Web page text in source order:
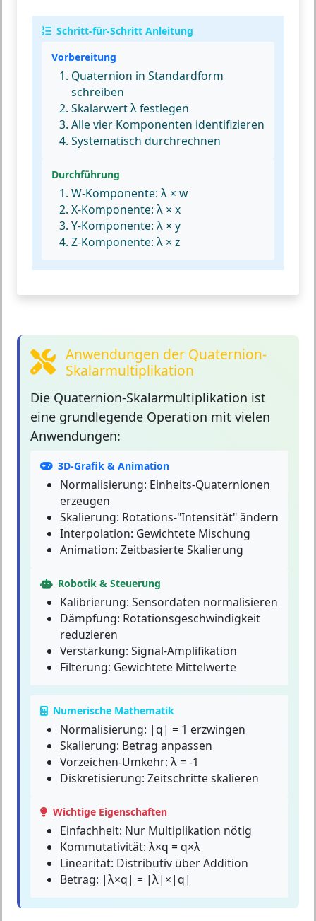
Schritt-für-Schritt Anleitung
Vorbereitung
Quaternion in Standardform
schreiben
Skalarwert λ festlegen
Alle vier Komponenten identifizieren
Systematisch durchrechnen
Durchführung
W-Komponente: λ × w
X-Komponente: λ × x
Y-Komponente: λ × y
Z-Komponente: λ × z
Anwendungen der Quaternion-
Skalarmultiplikation
Die Quaternion-Skalarmultiplikation ist
eine grundlegende Operation mit vielen
Anwendungen:
3D-Grafik & Animation
Normalisierung: Einheits-Quaternionen
erzeugen
Skalierung: Rotations-"Intensität" ändern
Interpolation: Gewichtete Mischung
Animation: Zeitbasierte Skalierung
Robotik & Steuerung
Kalibrierung: Sensordaten normalisieren
Dämpfung: Rotationsgeschwindigkeit
reduzieren
Verstärkung: Signal-Amplifikation
Filterung: Gewichtete Mittelwerte
Numerische Mathematik
Normalisierung: |q| = 1 erzwingen
Skalierung: Betrag anpassen
Vorzeichen-Umkehr: λ = -1
Diskretisierung: Zeitschritte skalieren
Wichtige Eigenschaften
Einfachheit: Nur Multiplikation nötig
Kommutativität: λ×q = q×λ
Linearität: Distributiv über Addition
Betrag: |λ×q| = |λ|×|q|